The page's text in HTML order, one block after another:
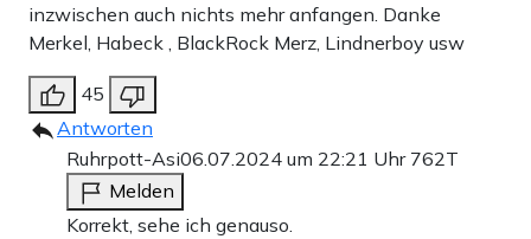
inzwischen auch nichts mehr anfangen. Danke
Merkel, Habeck , BlackRock Merz, Lindnerboy usw
45
Antworten
Ruhrpott-Asi06.07.2024 um 22:21 Uhr 762T
Melden
Korrekt, sehe ich genauso.